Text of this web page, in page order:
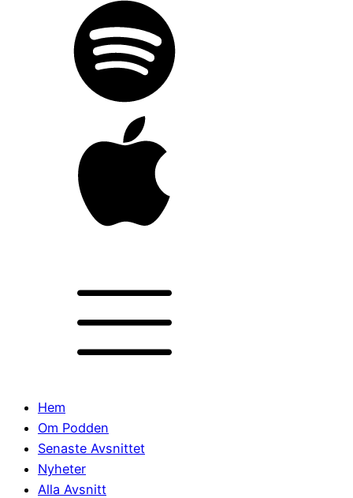
Hem
Om Podden
Senaste Avsnittet
Nyheter
Alla Avsnitt